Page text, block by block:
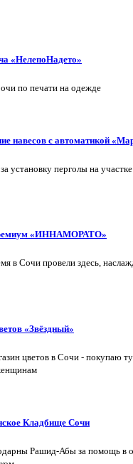
«НелепоНадето»
по печати на одежде
навесов с автоматикой
установку перголы на
«ИННАМОРАТО»
в Сочи провели здесь,
«Звёздный»
цветов в Сочи - покупаю
Кладбище Сочи
Рашид-Абы за помощь в